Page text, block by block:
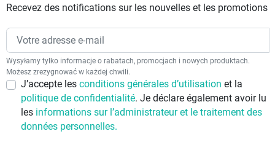
Recevez des notifications sur les nouvelles et les promotions
Wysyłamy tylko informacje o rabatach, promocjach i nowych produktach.
Możesz zrezygnować w każdej chwili.
J’accepte les conditions générales d’utilisation et la
politique de confidentialité. Je déclare également avoir lu
les informations sur l’administrateur et le traitement des
données personnelles.